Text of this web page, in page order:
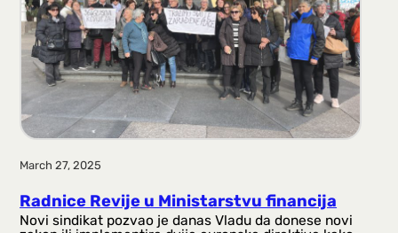
March 27, 2025
Radnice Revije u Ministarstvu financija
Novi sindikat pozvao je danas Vladu da donese novi